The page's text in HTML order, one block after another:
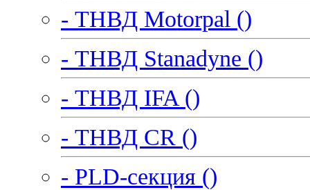
- ТНВД Motorpal ()
- ТНВД Stanadyne ()
- ТНВД IFA ()
- ТНВД CR ()
- PLD-секция ()